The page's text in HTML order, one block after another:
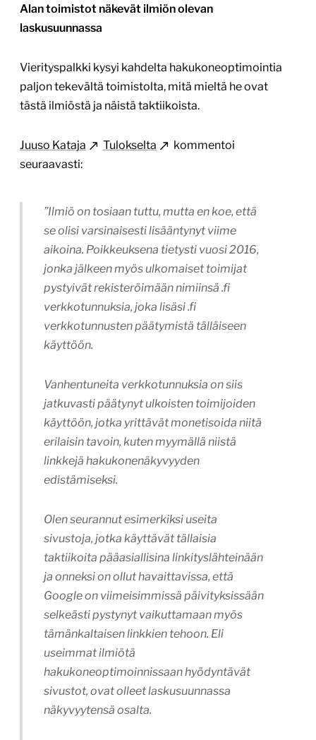
Alan toimistot näkevät ilmiön olevan
laskusuunnassa
Vierityspalkki kysyi kahdelta hakukoneoptimointia
paljon tekevältä toimistolta, mitä mieltä he ovat
tästä ilmiöstä ja näistä taktiikoista.
Juuso Kataja Tulokselta
kommentoi
seuraavasti:
”Ilmiö on tosiaan tuttu, mutta en koe, että
se olisi varsinaisesti lisääntynyt viime
aikoina. Poikkeuksena tietysti vuosi 2016,
jonka jälkeen myös ulkomaiset toimijat
pystyivät rekisteröimään nimiinsä .fi
verkkotunnuksia, joka lisäsi .fi
verkkotunnusten päätymistä tälläiseen
käyttöön.
Vanhentuneita verkkotunnuksia on siis
jatkuvasti päätynyt ulkoisten toimijoiden
käyttöön, jotka yrittävät monetisoida niitä
erilaisin tavoin, kuten myymällä niistä
linkkejä hakukonenäkyvyyden
edistämiseksi.
Olen seurannut esimerkiksi useita
sivustoja, jotka käyttävät tällaisia
taktiikoita pääasiallisina linkityslähteinään
ja onneksi on ollut havaittavissa, että
Google on viimeisimmissä päivityksissään
selkeästi pystynyt vaikuttamaan myös
tämänkaltaisen linkkien tehoon. Eli
useimmat ilmiötä
hakukoneoptimoinnissaan hyödyntävät
sivustot, ovat olleet laskusuunnassa
näkyvyytensä osalta.